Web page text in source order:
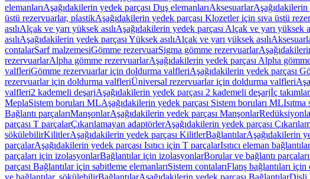
elemanlarıAşağıdakilerin yedek parçası Duş elemanlarıAksesuarlarAşağıdakilerin
üstü rezervuarlar, plastikAşağıdakilerin yedek parçası Klozetler için sıva üstü
asılıAlçak ve yarı yüksek asılıAşağıdakilerin yedek parçası Alçak ve yarı yüksek
asılıAşağıdakilerin yedek parçası Yüksek asılıAlçak ve yarı yüksek asılı
contalarSarf malzemesiGömme rezervuarSigma gömme rezervuarlar
rezervuarlarAlpha gömme rezervuarlarAşağıdakilerin yedek parçası Alpha
valfleriGömme rezervuarlar için doldurma valfleriAşağıdakilerin yedek parçası
rezervuarlar için doldurma valfleriÜniversal rezervuarlar için doldurma valfleri
valfleri2 kademeli deşarjAşağıdakilerin yedek parçası 2 kademeli deşarjİç takımlar
MeplaSistem boruları MLAşağıdakilerin yedek parçası Sistem boruları MLIsıtma
Bağlantı parçalarıManşonlarAşağıdakilerin yedek parçası Manşonlar
parçası T parçalarÇıkarılamayan adaptörlerAşağıdakilerin yedek parçası
sökülebilirKilitlerAşağıdakilerin yedek parçası KilitlerBağlantılarAşağıdakilerin
parçalarAşağıdakilerin yedek parçası Isıtıcı için T parçalarIsıtıcı eleman
parçaları için izolasyonlarBağlantılar için izolasyonlarBorular ve bağlantı
parçası Bağlantılar için sabitleme elemanlarıSistem contalarıFlanş bağlantıları için
ve bağlantılar, sökülebilirBağlantılarAşağıdakilerin yedek parçası BağlantılarDişli